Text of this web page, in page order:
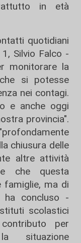
in età
quotidiani
Silvio Falco -
monitorare la
si potesse
nei contagi.
e anche oggi
provincia".
chiusura delle
altre attività
che questa
famiglie, ma di
concluso -
scolastici
per
situazione